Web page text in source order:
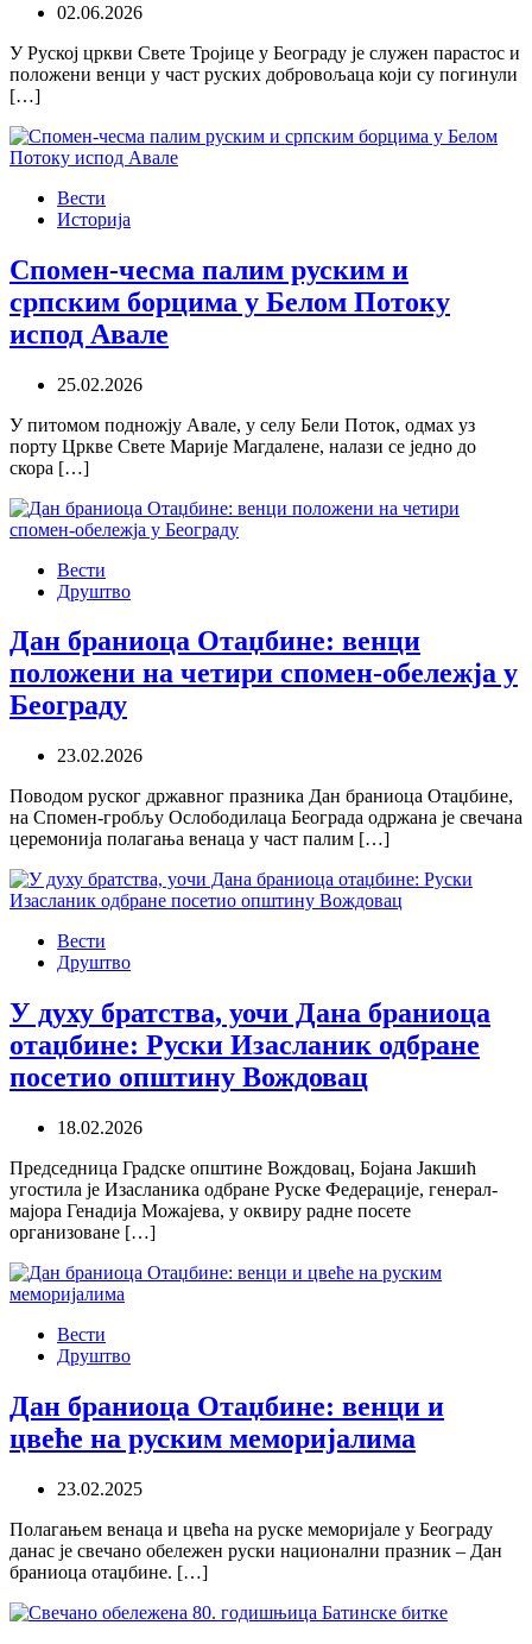
02.06.2026
У Руској цркви Свете Тројице у Београду је служен парастос и
положени венци у част руских добровољаца који су погинули
[…]
Вести
Историја
Спомен-чесма палим руским и
српским борцима у Белом Потоку
испод Авале
25.02.2026
У питомом подножју Авале, у селу Бели Поток, одмах уз
порту Цркве Свете Марије Магдалене, налази се једно до
скора […]
Вести
Друштво
Дан браниоца Отаџбине: венци
положени на четири спомен-обележја у
Београду
23.02.2026
Поводом руског државног празника Дан браниоца Отаџбине,
на Спомен-гробљу Ослободилаца Београда одржана је свечана
церемонија полагања венаца у част палим […]
Вести
Друштво
У духу братства, уочи Дана браниоца
отаџбине: Руски Изасланик одбране
посетио општину Вождовац
18.02.2026
Председница Градске општине Вождовац, Бојана Јакшић
угостила је Изасланика одбране Руске Федерације, генерал-
мајора Генадија Можајева, у оквиру радне посете
организоване […]
Вести
Друштво
Дан браниоца Отаџбине: венци и
цвеће на руским меморијалима
23.02.2025
Полагањем венаца и цвећа на руске меморијале у Београду
данас је свечано обележен руски национални празник – Дан
браниоца отаџбине. […]